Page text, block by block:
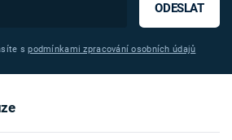
ODESLAT
spodmínkami zpracování osobních údajů